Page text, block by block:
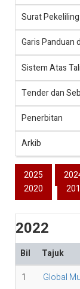
Surat
Garis Panduan
Sistem Atas
Tender dan
Penerbitan
Arkib
2025
2020
2022
Bil
Tajuk
1
Global